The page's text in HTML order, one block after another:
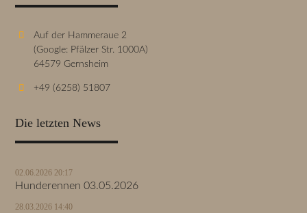
Auf der Hammeraue 2
(Google: Pfälzer Str. 1000A)
64579 Gernsheim
+49 (6258) 51807
Die letzten News
02.06.2026 20:17
Hunderennen 03.05.2026
28.03.2026 14:40